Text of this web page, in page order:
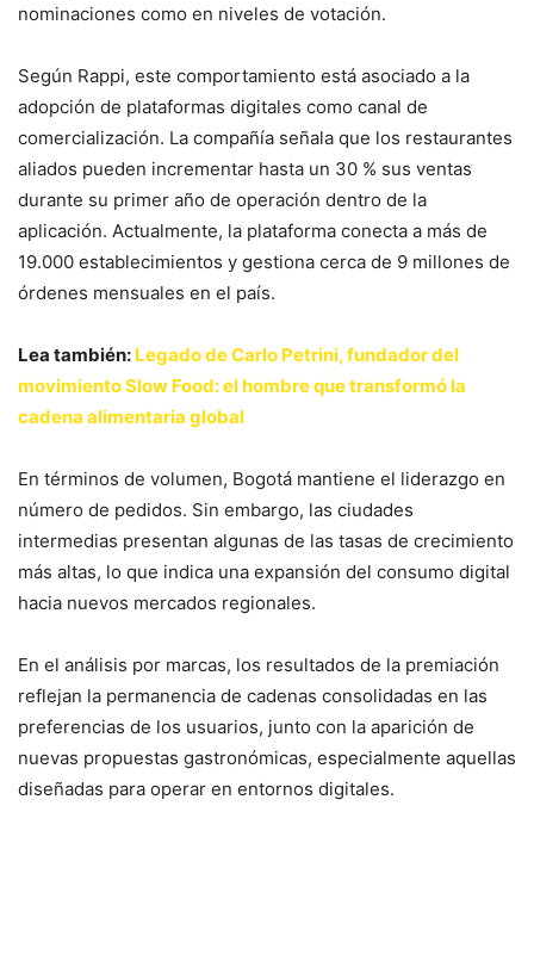
nominaciones como en niveles de votación.
Según Rappi, este comportamiento está asociado a la
adopción de plataformas digitales como canal de
comercialización. La compañía señala que los restaurantes
aliados pueden incrementar hasta un 30 % sus ventas
durante su primer año de operación dentro de la
aplicación. Actualmente, la plataforma conecta a más de
19.000 establecimientos y gestiona cerca de 9 millones de
órdenes mensuales en el país.
Lea también: Legado de Carlo Petrini, fundador del
movimiento Slow Food: el hombre que transformó la
cadena alimentaria global
En términos de volumen, Bogotá mantiene el liderazgo en
número de pedidos. Sin embargo, las ciudades
intermedias presentan algunas de las tasas de crecimiento
más altas, lo que indica una expansión del consumo digital
hacia nuevos mercados regionales.
En el análisis por marcas, los resultados de la premiación
reflejan la permanencia de cadenas consolidadas en las
preferencias de los usuarios, junto con la aparición de
nuevas propuestas gastronómicas, especialmente aquellas
diseñadas para operar en entornos digitales.